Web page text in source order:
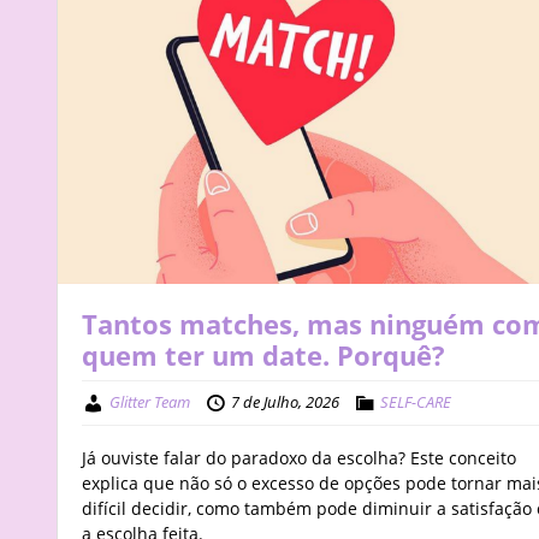
Tantos matches, mas ninguém
quem ter um date. Porquê?
Glitter Team 7 de Julho, 2026 SELF-CARE
Já ouviste falar do paradoxo da escolha? Este conceito
explica que não só o excesso de opções pode tornar
difícil decidir, como também pode diminuir a satisfação
a escolha feita.